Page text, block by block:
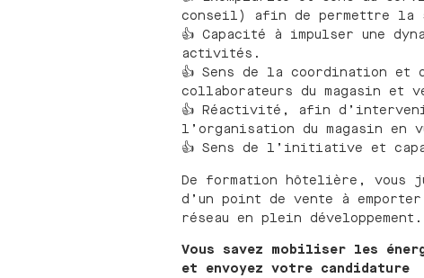
conseil) afin de permettre
👍 Capacité à impulser une
activités.
👍 Sens de la coordination et
collaborateurs du magasin et
👍 Réactivité, afin
l’organisation du magasin
👍 Sens de l’initiative et
De formation hôtelière, vous
d’un point de vente à
réseau en plein développement.
Vous savez mobiliser les
et envoyez votre candidature